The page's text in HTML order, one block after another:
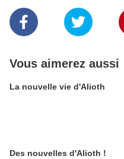
Vous aimerez aussi
La nouvelle vie d'Alioth
Des nouvelles d'Alioth !